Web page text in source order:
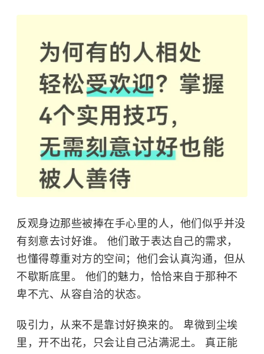
反观身边那些被捧在手心里的人，他们似乎并没
有刻意去讨好谁。 他们敢于表达自己的需求，
也懂得尊重对方的空间；他们会认真沟通，但从
不歇斯底里。 他们的魅力，恰恰来自于那种不
卑不亢、从容自洽的状态。
吸引力，从来不是靠讨好换来的。 卑微到尘埃
里，开不出花，只会让自己沾满泥土。 真正能